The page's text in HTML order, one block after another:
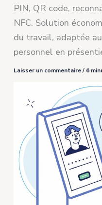
PIN, QR code,
NFC. Solution
du travail, adaptée
personnel en
Laisser un commentaire/ 6